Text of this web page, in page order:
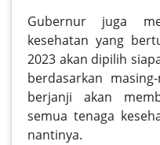
Gubernur juga
kesehatan yang
2023 akan dipilih
berdasarkan
berjanji akan
semua tenaga
nantinya.